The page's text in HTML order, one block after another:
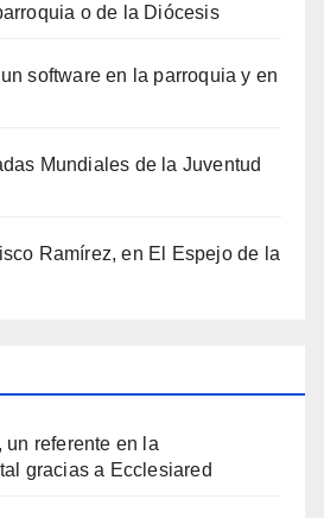
o de la Diócesis
software en la parroquia y en
Mundiales de la Juventud
Ramírez, en El Espejo de la
un referente en la
gracias a Ecclesiared